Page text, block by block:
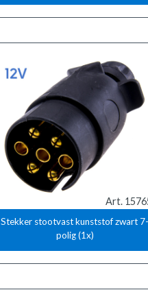
Art.
Stekker stootvast kunststof zwart 7-
polig (1x)